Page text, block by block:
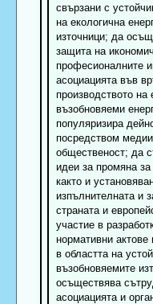
свързани с
на екологична
източници; да
защита на
професионалните
асоциацията във
производството на
възобновяеми
популяризира
посредством
общественост; да
идеи за промяна за
както и
изпълнителната и
страната и
участие в
нормативни актове
в областта на
възобновяемите
осъществява
асоциацията и